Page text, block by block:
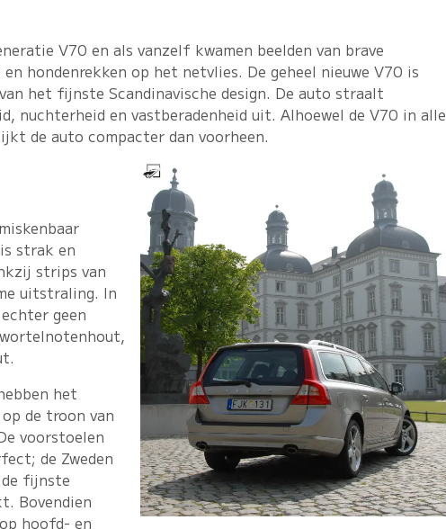
V70 en als vanzelf kwamen beelden van brave
hondenrekken op het netvlies. De geheel nieuwe V70 is
het fijnste Scandinavische design. De auto straalt
nuchterheid en vastberadenheid uit. Alhoewel de V70 in alle
de auto compacter dan voorheen.
strak en
strips van
uitstraling. In
geen
het
de troon van
voorstoelen
de Zweden
fijnste
Bovendien
hoofd- en